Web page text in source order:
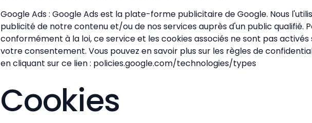
Google Ads : Google Ads est la plate-forme publicitaire de Google. Nous
publicité de notre contenu et/ou de nos services auprès d'un public qualifié.
conformément à la loi, ce service et les cookies associés ne sont pas activés
votre consentement. Vous pouvez en savoir plus sur les règles de
en cliquant sur ce lien : policies.google.com/technologies/types
Cookies